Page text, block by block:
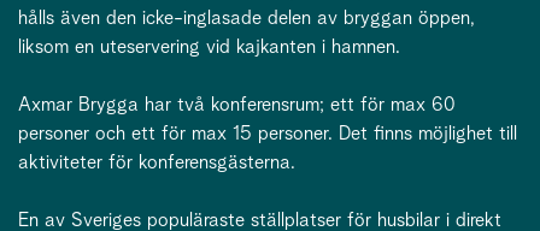
hålls även den icke-inglasade delen av bryggan öppen,
liksom en uteservering vid kajkanten i hamnen.
Axmar Brygga har två konferensrum; ett för max 60
personer och ett för max 15 personer. Det finns möjlighet till
aktiviteter för konferensgästerna.
En av Sveriges populäraste ställplatser för husbilar i direkt